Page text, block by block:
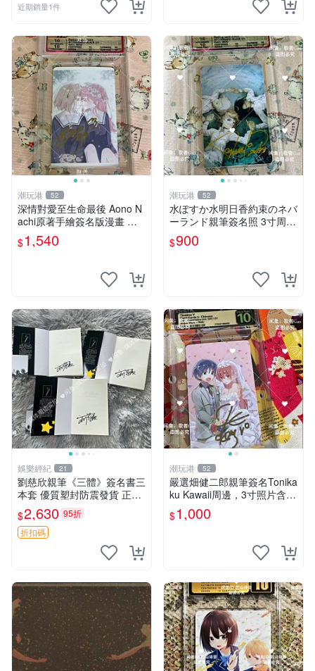
近期銷量1件
潮玩港 52
深情對愛至生命最後 Aono N
achi原著手繪簽名版漫畫 親
筆簽名限定收藏 命終不渝之
戀情 漫畫珍藏品
$1,540
潮玩港 52
水ぽすか水明日香約束のネバ
ーランド親筆簽名照 3寸周邊
照片 面簽正品 簽名照周邊
$900
娛樂經紀 21
劉慈欣親筆《三體》簽名書三
本套 優質塑封防震發貨 正版
收藏推薦 三體 經典 科幻小說
$2,630 95折
折扣碼
潮玩港 52
嚴選畑健二郎親筆簽名Tonika
ku Kawaii周邊，3寸照片含原
裝卡匣。收藏家直供，保真可
靠。 Tonikaku Kawaii 畑健二
$1,000